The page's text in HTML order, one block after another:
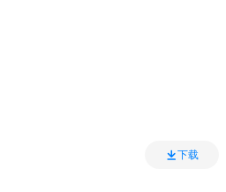
下载